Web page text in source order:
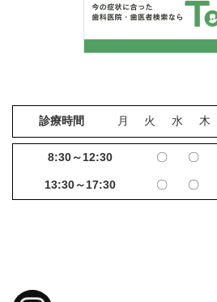
診療時間 月 火 水 木
8:30～12:30 〇 〇
13:30～17:30 〇 〇